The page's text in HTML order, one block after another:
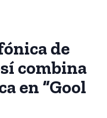
de
combina
en “Gool